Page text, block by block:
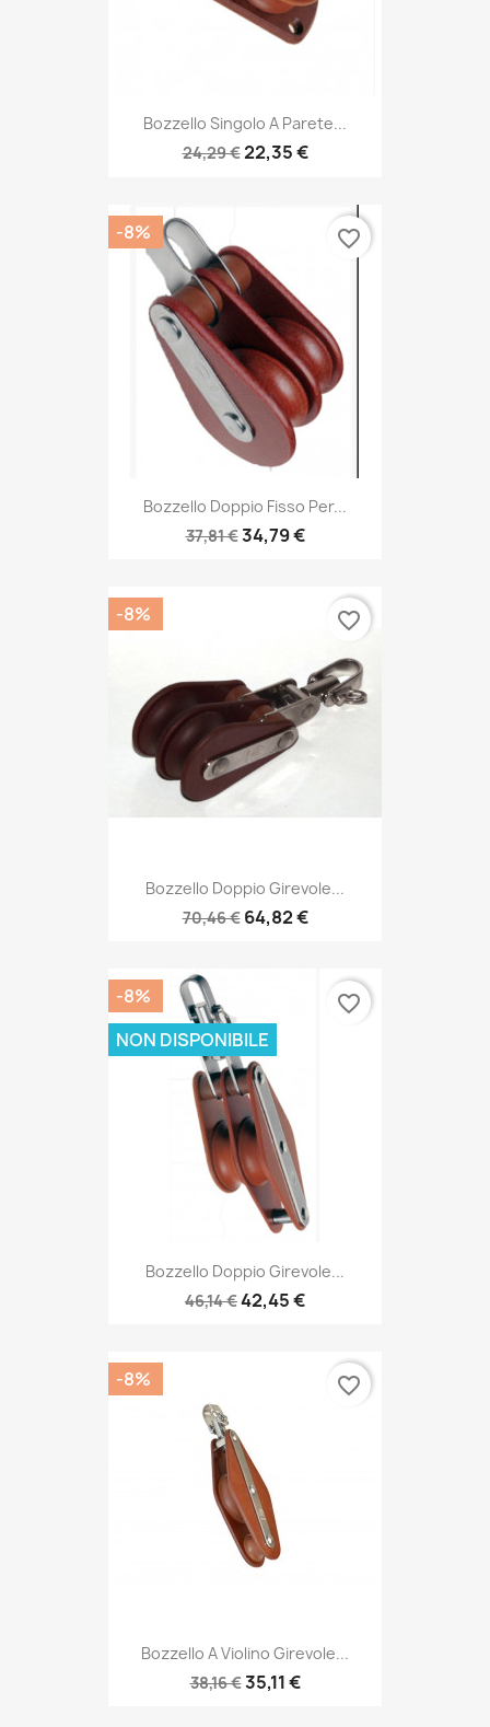
Bozzello Singolo A Parete...
24,29 €22,35 €
Bozzello Doppio Fisso Per...
37,81 €34,79 €
-8% favorite_border
Bozzello Doppio Girevole...
70,46 € 64,82 €
-8% favorite_border
Bozzello Doppio Girevole...
46,14 €42,45 €
-8%
NON DISPONIBILE
favorite_border
Bozzello A Violino Girevole...
38,16 €35,11 €
-8% favorite_border